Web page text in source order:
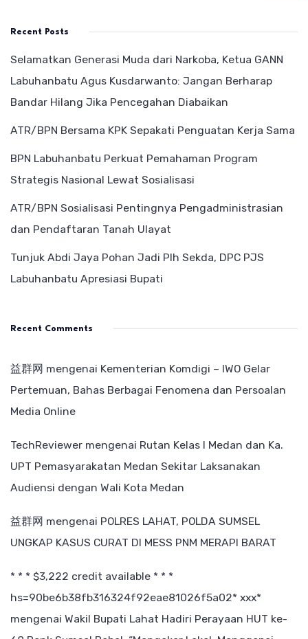
Recent Posts
Selamatkan Generasi Muda dari Narkoba, Ketua GANN
Labuhanbatu Agus Kusdarwanto: Jangan Berharap
Bandar Hilang Jika Pencegahan Diabaikan
ATR/BPN Bersama KPK Sepakati Penguatan Kerja Sama
BPN Labuhanbatu Perkuat Pemahaman Program
Strategis Nasional Lewat Sosialisasi
ATR/BPN Sosialisasi Pentingnya Pengadministrasian
dan Pendaftaran Tanah Ulayat
Tunjuk Abdi Jaya Pohan Jadi Plh Sekda, DPC PJS
Labuhanbatu Apresiasi Bupati
Recent Comments
益群网 mengenai Kementerian Komdigi – IWO Gelar
Pertemuan, Bahas Berbagai Fenomena dan Persoalan
Media Online
TechReviewer mengenai Rutan Kelas I Medan dan Ka.
UPT Pemasyarakatan Medan Sekitar Laksanakan
Audiensi dengan Wali Kota Medan
益群网 mengenai POLRES LAHAT, POLDA SUMSEL
UNGKAP KASUS CURAT DI MESS PNM MERAPI BARAT
* * * $3,222 credit available * * *
hs=90be6b38fb316324f92eae81026f5a02* ххх*
mengenai Wakil Bupati Lahat Hadiri Perayaan HUT ke-